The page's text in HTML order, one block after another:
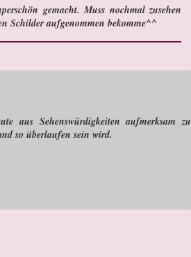
gemacht. Muss nochmal zusehen
Schilder aufgenommen bekomme^^
aus Sehenswürdigkeiten aufmerksam zu
so überlaufen sein wird.